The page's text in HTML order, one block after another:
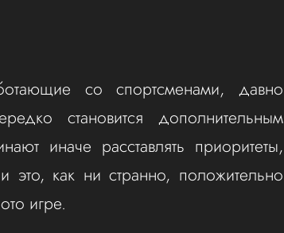
со спортсменами, давно
становится дополнительным
иначе расставлять приоритеты,
это, как ни странно, положительно
игре.